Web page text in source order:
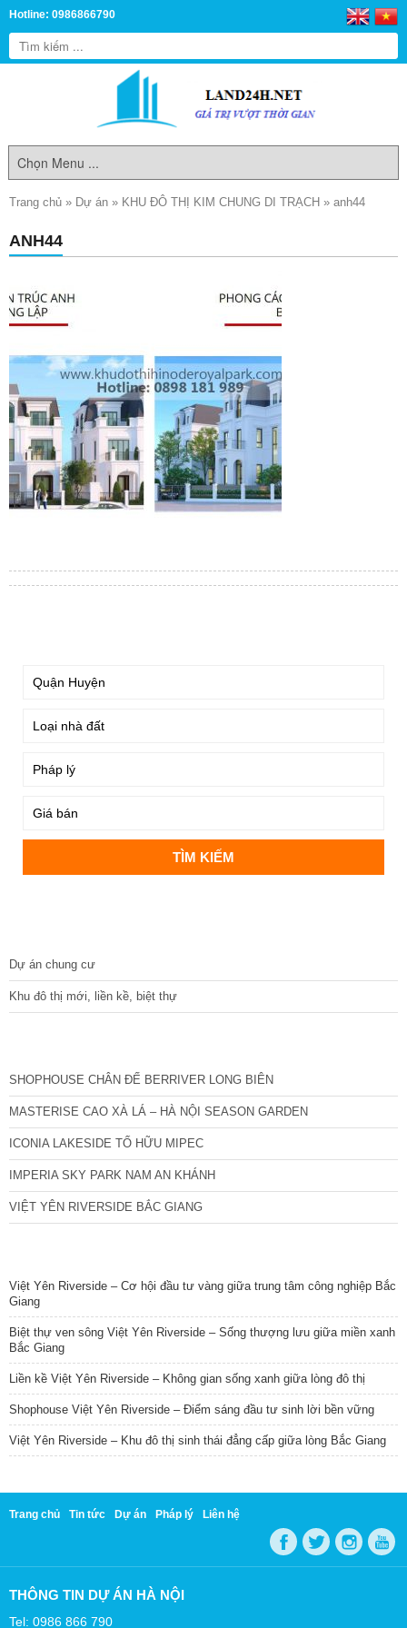
Hotline: 0986866790
Trang chủ » Dự án » KHU ĐÔ THỊ KIM CHUNG DI TRẠCH » anh44
ANH44
Dự án chung cư
Khu đô thị mới, liền kề, biệt thự
SHOPHOUSE CHÂN ĐẾ BERRIVER LONG BIÊN
MASTERISE CAO XÀ LÁ – HÀ NỘI SEASON GARDEN
ICONIA LAKESIDE TỐ HỮU MIPEC
IMPERIA SKY PARK NAM AN KHÁNH
VIỆT YÊN RIVERSIDE BẮC GIANG
Việt Yên Riverside – Cơ hội đầu tư vàng giữa trung tâm công nghiệp Bắc
Giang
Biệt thự ven sông Việt Yên Riverside – Sống thượng lưu giữa miền xanh
Bắc Giang
Liền kề Việt Yên Riverside – Không gian sống xanh giữa lòng đô thị
Shophouse Việt Yên Riverside – Điểm sáng đầu tư sinh lời bền vững
Việt Yên Riverside – Khu đô thị sinh thái đẳng cấp giữa lòng Bắc Giang
Trang chủ Tin tức Dự án Pháp lý Liên hệ
THÔNG TIN DỰ ÁN HÀ NỘI
Tel: 0986 866 790